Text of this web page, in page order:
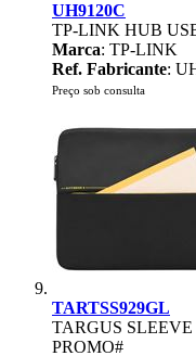
UH9120C
TP-LINK HUB
Marca: TP-LINK
Ref. Fabricante:
Preço sob consulta
TARTSS929GL
TARGUS
PROMO#